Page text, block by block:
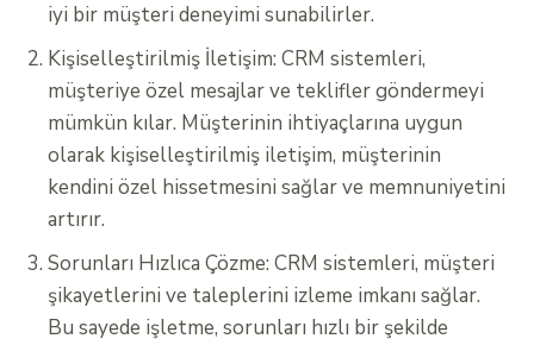
iyi bir müşteri deneyimi sunabilirler.
Kişiselleştirilmiş İletişim: CRM sistemleri,
müşteriye özel mesajlar ve teklifler göndermeyi
mümkün kılar. Müşterinin ihtiyaçlarına uygun
olarak kişiselleştirilmiş iletişim, müşterinin
kendini özel hissetmesini sağlar ve memnuniyetini
artırır.
Sorunları Hızlıca Çözme: CRM sistemleri, müşteri
şikayetlerini ve taleplerini izleme imkanı sağlar.
Bu sayede işletme, sorunları hızlı bir şekilde